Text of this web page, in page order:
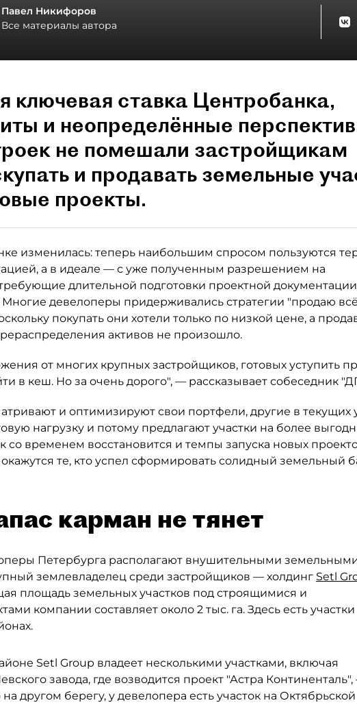
Павел Никифоров
Все материалы автора
ключевая ставка Центробанка,
и неопределённые
не помешали застройщикам
и продавать земельные
проекты.
изменилась: теперь наибольшим спросом пользуются
а в идеале — с уже полученным разрешением на
длительной подготовки проектной
девелоперы придерживались стратегии "продаю
покупать они хотели только по низкой цене, а
активов не произошло.
от многих крупных застройщиков, готовых уступить
в кеш. Но за очень дорого", — рассказывает собеседник
и оптимизируют свои портфели, другие в текущих
нагрузку и потому предлагают участки на более
со временем восстановится и темпы запуска новых
те, кто успел сформировать солидный земельный
карман не тянет
Петербурга располагают внушительными
землевладелец среди застройщиков — холдинг Setl
площадь земельных участков под строящимися и
компании составляет около 2 тыс. га. Здесь есть участки
Setl Group владеет несколькими участками, включая
завода, где возводится проект "Астра Континенталь",
другом берегу, у девелопера есть участок на Октябрьской